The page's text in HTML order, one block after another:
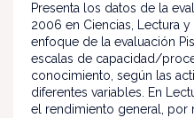
Presenta los datos de la
2006 en Ciencias, Lectura y
enfoque de la evaluación
escalas de capacidad/
conocimiento, según las
diferentes variables. En
el rendimiento general, por